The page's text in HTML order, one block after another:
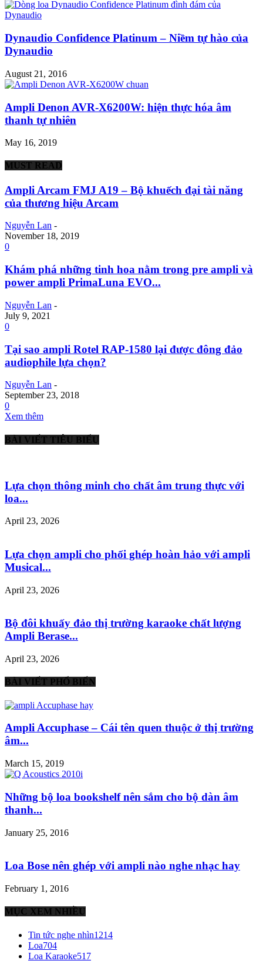
Dynaudio Confidence Platinum – Niềm tự hào của
Dynaudio
August 21, 2016
Ampli Denon AVR-X6200W: hiện thực hóa âm
thanh tự nhiên
May 16, 2019
MUST READ
Ampli Arcam FMJ A19 – Bộ khuếch đại tài năng
của thương hiệu Arcam
Nguyễn Lan -
November 18, 2019
0
Khám phá những tinh hoa nằm trong pre ampli và
power ampli PrimaLuna EVO...
Nguyễn Lan -
July 9, 2021
0
Tại sao ampli Rotel RAP-1580 lại được đông đảo
audiophile lựa chọn?
Nguyễn Lan -
September 23, 2018
0
Xem thêm
BÀI VIẾT TIÊU BIỂU
Lựa chọn thông minh cho chất âm trung thực với
loa...
April 23, 2026
Lựa chọn ampli cho phối ghép hoàn hảo với ampli
Musical...
April 23, 2026
Bộ đôi khuấy đảo thị trường karaoke chất lượng
Ampli Berase...
April 23, 2026
BÀI VIẾT PHỔ BIẾN
Ampli Accuphase – Cái tên quen thuộc ở thị trường
âm...
March 15, 2019
Những bộ loa bookshelf nên sắm cho bộ dàn âm
thanh...
January 25, 2016
Loa Bose nên ghép với ampli nào nghe nhạc hay
February 1, 2016
MỤC XEM NHIỀU
Tin tức nghe nhìn1214
Loa704
Loa Karaoke517